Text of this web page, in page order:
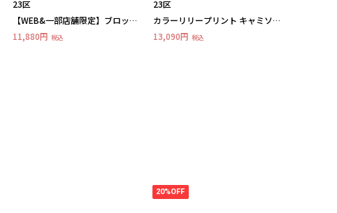
23区
【WEB&一部店舗限定】ブロック
チェック フリル ブラウス
11,880円 税込
23区
カラーリリープリント キャミソー
ルブラウス
13,090円 税込
20%OFF